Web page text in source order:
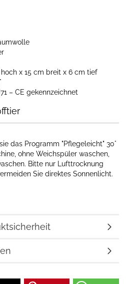
hoch x 15 cm breit x 6 cm tief
– CE gekennzeichnet
das Programm "Pflegeleicht" 30°
ohne Weichspüler waschen,
Bitte nur Lufttrocknung
Sie direktes Sonnenlicht.